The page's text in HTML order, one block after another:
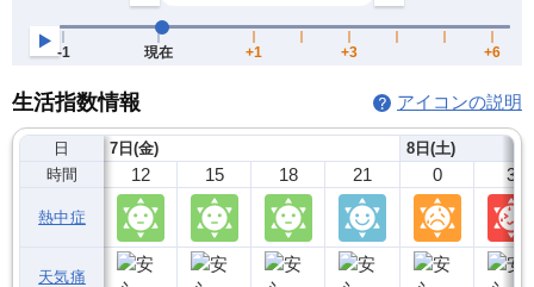
生活指数情報 アイコンの説明
日
時間
熱中症
天気痛
7日(金)
12 15 18 21
8日(土)
0 3